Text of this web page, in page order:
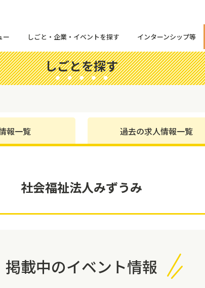
ー しごと・企業・イベントを探す インターンシップ等
しごとを探す
報一覧 過去の求人情報一覧
社会福祉法人みずうみ
掲載中のイベント情報